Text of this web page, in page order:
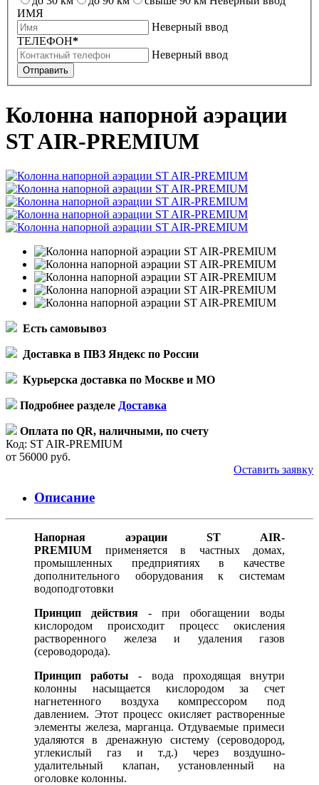
ИМЯ
Неверный ввод
ТЕЛЕФОН*
Неверный ввод
Отправить
Колонна напорной аэрации
ST AIR-PREMIUM
Есть самовывоз
Доставка в ПВЗ Яндекс по России
Курьерска доставка по Москве и МО
Подробнее разделе Доставка
Оплата по QR, наличными, по счету
Код: ST AIR-PREMIUM
от 56000 руб.
Оставить заявку
Описание
Напорная аэрации ST AIR-
PREMIUM применяется в частных домах,
промышленных предприятиях в качестве
дополнительного оборудования к системам
водоподготовки
Принцип действия - при обогащении воды
кислородом происходит процесс окисления
растворенного железа и удаления газов
(сероводорода).
Принцип работы - вода проходящая внутри
колонны насыщается кислородом за счет
нагнетенного воздуха компрессором под
давлением. Этот процесс окисляет растворенные
элементы железа, марганца. Отдуваемые примеси
удаляются в дренажную систему (сероводород,
углекислый газ и т.д.) через воздушно-
удалительный клапан, установленный на
оголовке колонны.